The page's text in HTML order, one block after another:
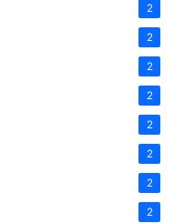
2
2
2
2
2
2
2
2